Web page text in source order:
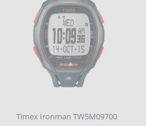
Timex Ironman TW5M09700